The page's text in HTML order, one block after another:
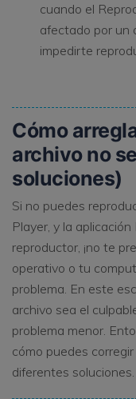
cuando el
afectado por un
impedirte
Cómo
archivo no
soluciones)
Si no puedes
Player, y la
reproductor, ¡no te
operativo o tu
problema. En este
archivo sea el
problema menor.
cómo puedes
diferentes soluciones.